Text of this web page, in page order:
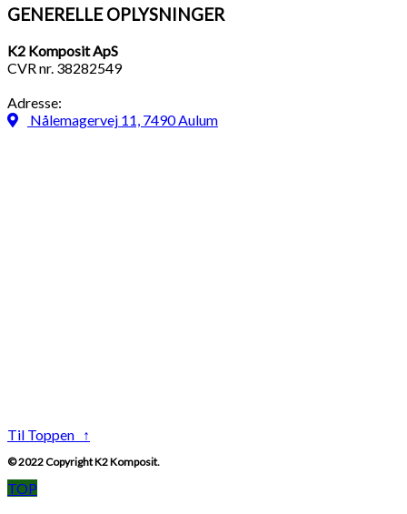
GENERELLE OPLYSNINGER
K2 Komposit ApS
CVR nr. 38282549
Adresse:
Nålemagervej 11, 7490 Aulum
Til Toppen ↑
© 2022 Copyright K2 Komposit.
TOP